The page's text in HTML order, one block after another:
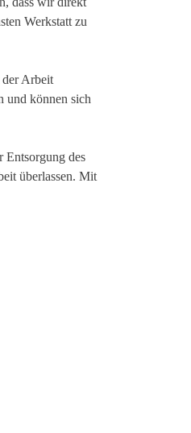
Werkstatt zu
der Arbeit
und können sich
Entsorgung des
überlassen. Mit